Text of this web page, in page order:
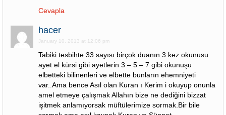
Cevapla
hacer
January 10, 2013 at 12:06 pm
Tabiki tesbihte 33 sayısı birçok duanın 3 kez okunusu
ayet el kürsi gibi ayetlerin 3 – 5 – 7 gibi okunuşu
elbetteki bilinenleri ve elbette bunların ehemniyeti
var..Ama bence Asıl olan Kuran ı Kerim i okuyup onunla
amel etmeye çalışmak Allahın bize ne dediğini bizzat
işitmek anlamıyorsak müftülerimize sormak.Bir bile